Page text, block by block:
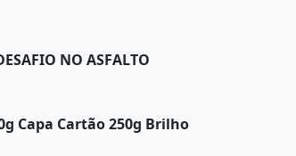
NO ASFALTO
Capa Cartão 250g Brilho